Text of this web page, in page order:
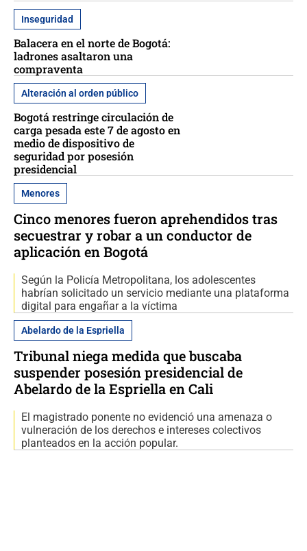
Inseguridad
Balacera en el norte de Bogotá:
ladrones asaltaron una
compraventa
Alteración al orden público
Bogotá restringe circulación de
carga pesada este 7 de agosto en
medio de dispositivo de
seguridad por posesión
presidencial
Menores
Cinco menores fueron aprehendidos tras
secuestrar y robar a un conductor de
aplicación en Bogotá
Según la Policía Metropolitana, los adolescentes
habrían solicitado un servicio mediante una plataforma
digital para engañar a la víctima
Abelardo de la Espriella
Tribunal niega medida que buscaba
suspender posesión presidencial de
Abelardo de la Espriella en Cali
El magistrado ponente no evidenció una amenaza o
vulneración de los derechos e intereses colectivos
planteados en la acción popular.